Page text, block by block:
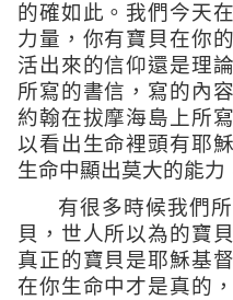
的確如此。我們今天
力量，你有寶貝在你
活出來的信仰還是理
所寫的書信，寫的內
約翰在拔摩海島上所
以看出生命裡頭有耶
生命中顯出莫大的能力
有很多時候我們
貝，世人所以為的寶
真正的寶貝是耶穌基
在你生命中才是真的